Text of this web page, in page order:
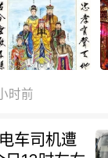
时前
车司机遭